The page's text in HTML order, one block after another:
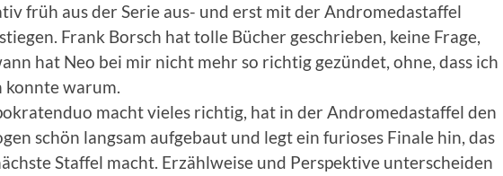
früh aus der Serie aus- und erst mit der Andromedastaffel
Frank Borsch hat tolle Bücher geschrieben, keine Frage,
hat Neo bei mir nicht mehr so richtig gezündet, ohne, dass ich
konnte warum.
macht vieles richtig, hat in der Andromedastaffel den
schön langsam aufgebaut und legt ein furioses Finale hin, das
Staffel macht. Erzählweise und Perspektive unterscheiden